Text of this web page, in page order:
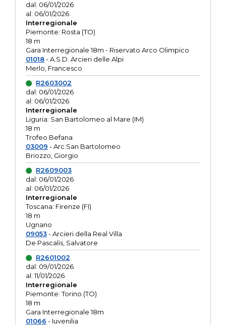
dal: 06/01/2026
al: 06/01/2026
Interregionale
Piemonte: Rosta (TO)
18 m
Gara Interregionale 18m - Riservato Arco Olimpico
01018- A.S.D. Arcieri delle Alpi
Merlo, Francesco
R2603002
dal: 06/01/2026
al: 06/01/2026
Interregionale
Liguria: San Bartolomeo al Mare (IM)
18 m
Trofeo Befana
03009 - Arc.San Bartolomeo
Briozzo, Giorgio
R2609003
dal: 06/01/2026
al: 06/01/2026
Interregionale
Toscana: Firenze (FI)
18 m
Ugnano
09053- Arcieri della Real Villa
De Pascalis, Salvatore
R2601002
dal: 09/01/2026
al: 11/01/2026
Interregionale
Piemonte: Torino (TO)
18 m
Gara Interregionale 18m
01066 - Iuvenilia